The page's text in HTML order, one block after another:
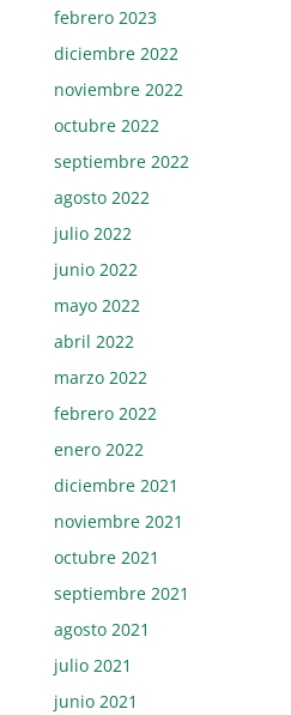
febrero 2023
diciembre 2022
noviembre 2022
octubre 2022
septiembre 2022
agosto 2022
julio 2022
junio 2022
mayo 2022
abril 2022
marzo 2022
febrero 2022
enero 2022
diciembre 2021
noviembre 2021
octubre 2021
septiembre 2021
agosto 2021
julio 2021
junio 2021